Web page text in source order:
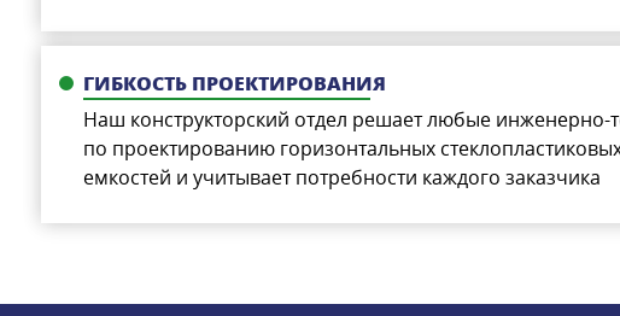
ГИБКОСТЬ ПРОЕКТИРОВАНИЯ
Наш конструкторский отдел решает любые инженерно-
по проектированию горизонтальных
емкостей и учитывает потребности каждого заказчика